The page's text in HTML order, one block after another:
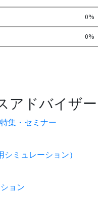
0%
0%
アドバイザー
特集・セミナー
ミュレーション）
ョン